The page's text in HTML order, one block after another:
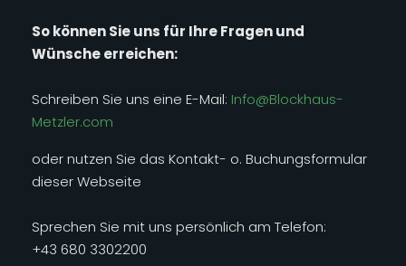
So können Sie uns für Ihre Fragen und
Wünsche erreichen:
Schreiben Sie uns eine E-Mail: Info@Blockhaus-
Metzler.com
oder nutzen Sie das Kontakt- o. Buchungsformular
dieser Webseite
Sprechen Sie mit uns persönlich am Telefon:
+43 680 3302200